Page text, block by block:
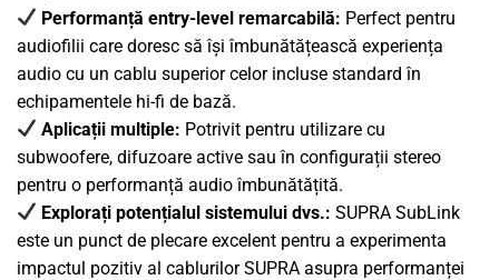
Performanță entry-level remarcabilă: Perfect pentru
audiofilii care doresc să își îmbunătățească experiența
audio cu un cablu superior celor incluse standard în
echipamentele hi-fi de bază.
Aplicații multiple: Potrivit pentru utilizare cu
subwoofere, difuzoare active sau în configurații stereo
pentru o performanță audio îmbunătățită.
Explorați potențialul sistemului dvs.: SUPRA SubLink
este un punct de plecare excelent pentru a experimenta
impactul pozitiv al cablurilor SUPRA asupra performanței